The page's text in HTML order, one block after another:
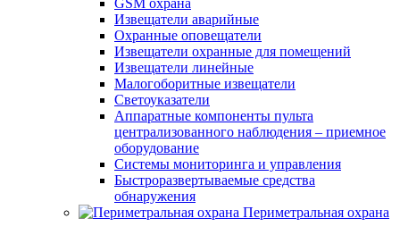
GSM охрана
Извещатели аварийные
Охранные оповещатели
Извещатели охранные для помещений
Извещатели линейные
Малогоборитные извещатели
Светоуказатели
Аппаратные компоненты пульта
централизованного наблюдения – приемное
оборудование
Системы мониторинга и управления
Быстроразвертываемые средства
обнаружения
Периметральная охрана